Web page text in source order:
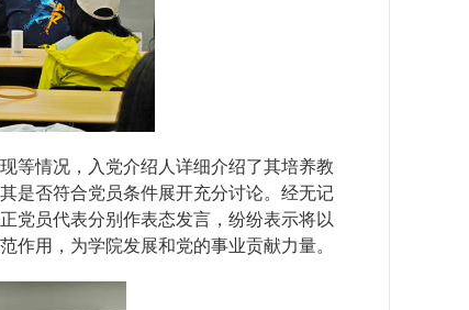
等情况，入党介绍人详细介绍了其培养教
是否符合党员条件展开充分讨论。经无记
党员代表分别作表态发言，纷纷表示将以
作用，为学院发展和党的事业贡献力量。